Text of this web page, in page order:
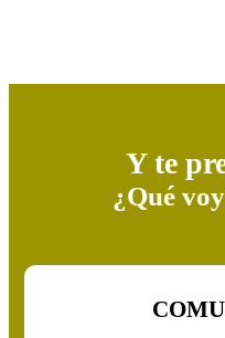
Y te
¿Qué